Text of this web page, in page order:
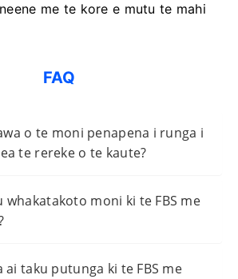
me te kore e mutu te mahi
FAQ
o te moni penapena i runga i
te rereke o te kaute?
whakatakoto moni ki te FBS me
ai taku putunga ki te FBS me